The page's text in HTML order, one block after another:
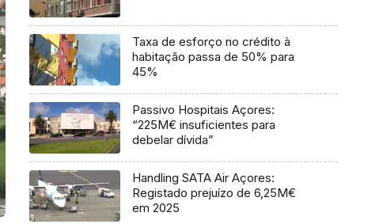
Taxa de esforço no crédito à
habitação passa de 50% para
45%
Passivo Hospitais Açores:
“225M€ insuficientes para
debelar dívida”
Handling SATA Air Açores:
Registado prejuízo de 6,25M€
em 2025